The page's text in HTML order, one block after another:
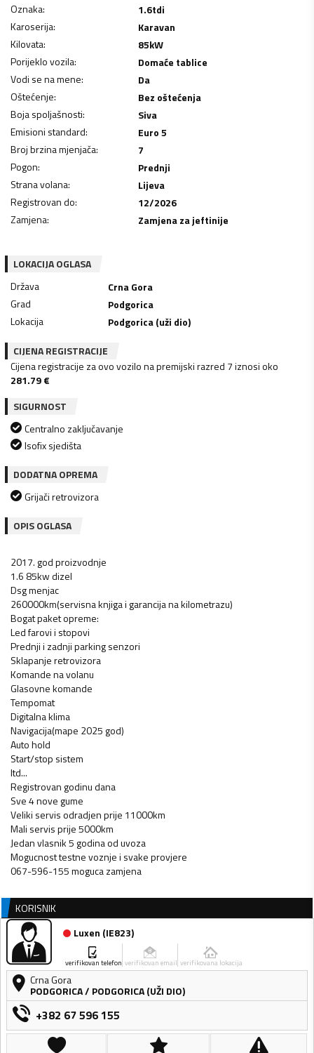
Oznaka:
1.6tdi
Karoserija:
Karavan
Kilovata: 85kW
Porijeklo vozila:
Domaće tablice
Vodi se na mene:
Da
Oštećenje:
Bez oštećenja
Boja spoljašnosti:
Siva
Emisioni standard:
Euro 5
Broj brzina mjenjača:
7
Pogon:
Prednji
Strana volana:
Lijeva
Registrovan do:
12/2026
Zamjena: Zamjena za jeftinije
LOKACIJA OGLASA
Država
Crna Gora
Grad
Podgorica
Lokacija
Podgorica (uži dio)
CIJENA REGISTRACIJE
Cijena registracije za ovo vozilo na premijski razred 7 iznosi oko
281.79€
SIGURNOST
Centralno zaključavanje
Isofix sjedišta
DODATNA OPREMA
Grijači retrovizora
OPIS OGLASA
2017. god proizvodnje
1.6 85kw dizel
Dsg menjac
260000km(servisna knjiga i garancija na kilometrazu)
Bogat paket opreme:
Led farovi i stopovi
Prednji i zadnji parking senzori
Sklapanje retrovizora
Komande na volanu
Glasovne komande
Tempomat
Digitalna klima
Navigacija(mape 2025 god)
Auto hold
Start/stop sistem
Itd...
Registrovan godinu dana
Sve 4 nove gume
Veliki servis odradjen prije 11000km
Mali servis prije 5000km
Jedan vlasnik 5 godina od uvoza
Mogucnost testne voznje i svake provjere
067-596-155 moguca zamjena
KORISNIK
Luxen (IE823)
verifikovan telefon verifikovan email verifikovana lokacija
Crna Gora
PODGORICA/ PODGORICA (UŽI DIO)
+382 67 596 155